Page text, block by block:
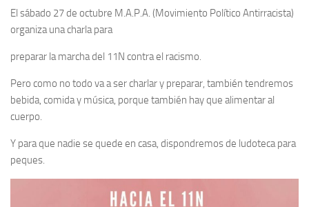
El sábado 27 de octubre M.A.P.A. (Movimiento Político Antirracista)
organiza una charla para
preparar la marcha del 11N contra el racismo.
Pero como no todo va a ser charlar y preparar, también tendremos
bebida, comida y música, porque también hay que alimentar al
cuerpo.
Y para que nadie se quede en casa, dispondremos de ludoteca para
peques.